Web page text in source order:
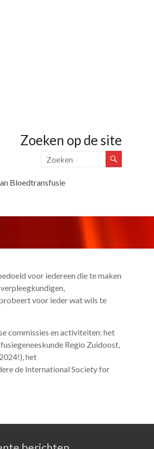
Zoeken op de site
Bloedtransfusie
voor iedereen die te maken
voor ieder wat wils te
commissies en activiteiten: het
Regio Zuidoost,
het
de International Society for